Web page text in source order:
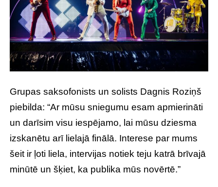
Grupas saksofonists un solists Dagnis Roziņš
piebilda: “Ar mūsu sniegumu esam apmierināti
un darīsim visu iespējamo, lai mūsu dziesma
izskanētu arī lielajā finālā. Interese par mums
šeit ir ļoti liela, intervijas notiek teju katrā brīvajā
minūtē un šķiet, ka publika mūs novērtē.”